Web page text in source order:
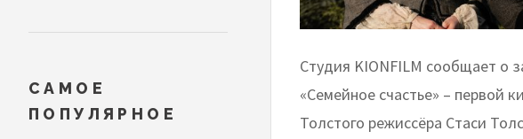
Студия KIONFILM сообщает о
«Семейное счастье» – первой
Толстого режиссёра Стаси
САМОЕ
ПОПУЛЯРНОЕ